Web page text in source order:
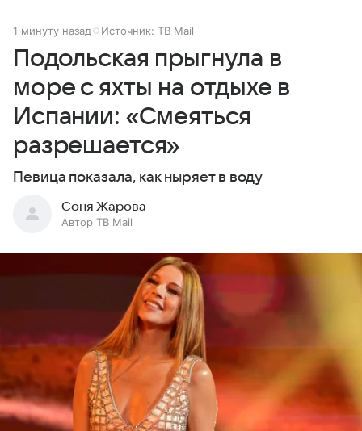
1 минуту назад Источник: ТВ Mail
Подольская прыгнула в
море с яхты на отдыхе в
Испании: «Смеяться
разрешается»
Певица показала, как ныряет в воду
Соня Жарова
Автор ТВ Mail